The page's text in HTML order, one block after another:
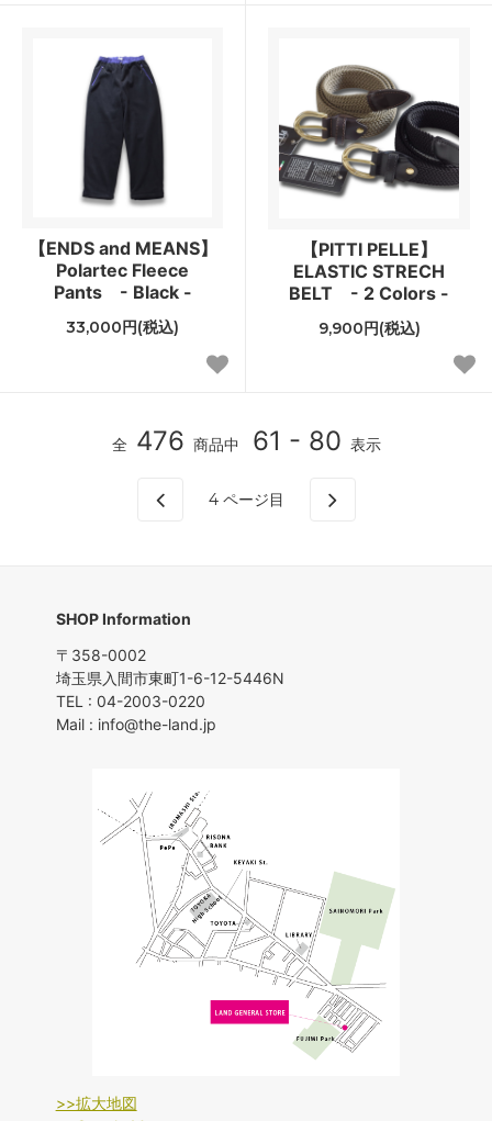
【ENDS and MEANS】
Polartec Fleece
Pants - Black -
33,000円(税込)
【PITTI PELLE】
ELASTIC STRECH
BELT - 2 Colors -
9,900円(税込)
全 476 商品中 61 - 80 表示
4 ページ目
SHOP Information
〒358-0002
埼玉県入間市東町1-6-12-5446N
TEL : 04-2003-0220
Mail : info@the-land.jp
>>拡大地図